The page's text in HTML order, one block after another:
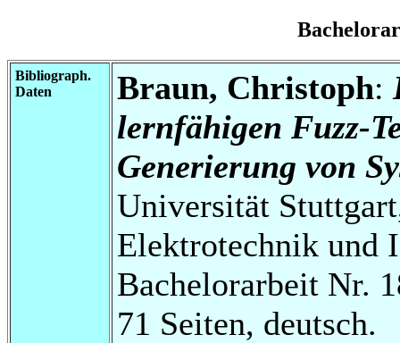
Bibliograph.
Daten
Braun, Christoph:
lernfähigen Fuzz-
Generierung von
Universität
Elektrotechnik und
Bachelorarbeit Nr.
71 Seiten, deutsch.